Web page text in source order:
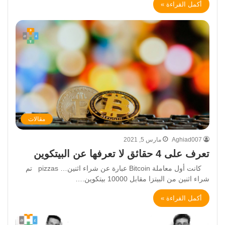
أكمل القراءة »
مقالات
Aghiad007 مارس 5, 2021
تعرف على 4 حقائق لا تعرفها عن البيتكوين
كانت أول معاملة Bitcoin عبارة عن شراء اثنين… pizzas تم
شراء اثنين من البيتزا مقابل 10000 بيتكوين.…
أكمل القراءة »